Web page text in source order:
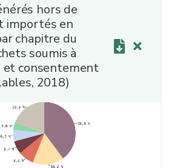
hors de
importés en
chapitre du
soumis à
et consentement
2018)